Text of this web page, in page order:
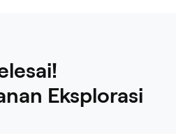
Eksplorasi